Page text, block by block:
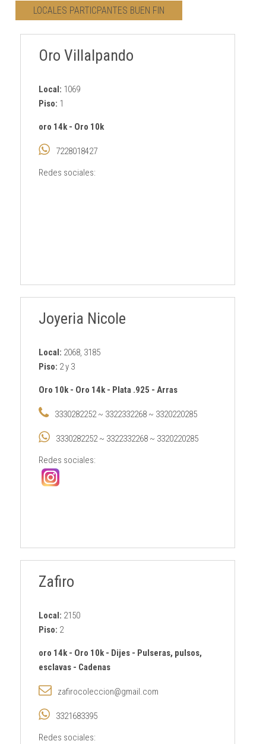
CONTACTO
AVISO PRIVACIDAD
LOCALES PARTICPANTES BUEN FIN
Oro Villalpando
Local: 1069
Piso: 1
oro 14k- Oro 10k
7228018427
Redes sociales:
Joyeria Nicole
Local: 2068, 3185
Piso: 2 y 3
Oro 10k- Oro 14k- Plata .925 - Arras
3330282252 ~ 3322332268 ~ 3320220285
3330282252 ~ 3322332268 ~ 3320220285
Redes sociales:
Zafiro
Local: 2150
Piso: 2
oro 14k- Oro 10k- Dijes- Pulseras, pulsos,
esclavas- Cadenas
zafirocoleccion@gmail.com
3321683395
Redes sociales: